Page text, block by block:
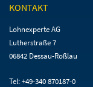
KONTAKT
Lohnexperte AG
Lutherstraße 7
06842 Dessau-Roßlau
Tel: +49-340 870187-0